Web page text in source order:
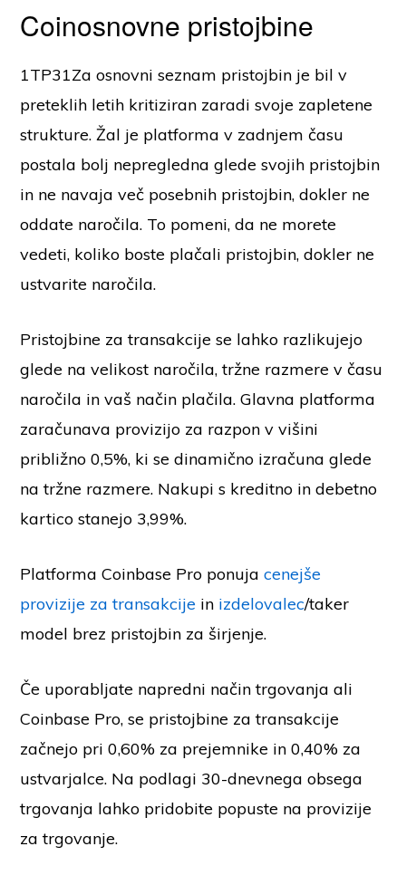
Coinosnovne pristojbine
1TP31Za osnovni seznam pristojbin je bil v
preteklih letih kritiziran zaradi svoje zapletene
strukture. Žal je platforma v zadnjem času
postala bolj nepregledna glede svojih pristojbin
in ne navaja več posebnih pristojbin, dokler ne
oddate naročila. To pomeni, da ne morete
vedeti, koliko boste plačali pristojbin, dokler ne
ustvarite naročila.
Pristojbine za transakcije se lahko razlikujejo
glede na velikost naročila, tržne razmere v času
naročila in vaš način plačila. Glavna platforma
zaračunava provizijo za razpon v višini
približno 0,5%, ki se dinamično izračuna glede
na tržne razmere. Nakupi s kreditno in debetno
kartico stanejo 3,99%.
Platforma Coinbase Pro ponujacenejše
provizije za transakcije in izdelovalec/taker
model brez pristojbin za širjenje.
Če uporabljate napredni način trgovanja ali
Coinbase Pro, se pristojbine za transakcije
začnejo pri 0,60% za prejemnike in 0,40% za
ustvarjalce. Na podlagi 30-dnevnega obsega
trgovanja lahko pridobite popuste na provizije
za trgovanje.